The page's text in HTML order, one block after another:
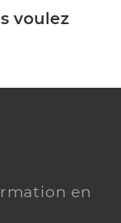
voulez
en